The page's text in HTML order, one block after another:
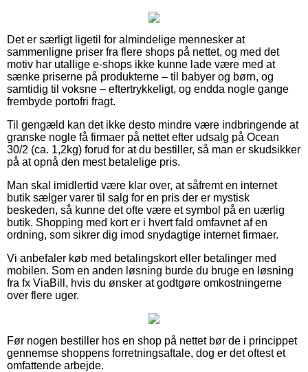
Det er særligt ligetil for almindelige mennesker at
sammenligne priser fra flere shops på nettet, og med det
motiv har utallige e-shops ikke kunne lade være med at
sænke priserne på produkterne – til babyer og børn, og
samtidig til voksne – eftertrykkeligt, og endda nogle gange
frembyde portofri fragt.
Til gengæld kan det ikke desto mindre være indbringende at
granske nogle få firmaer på nettet efter udsalg på Ocean
30/2 (ca. 1,2kg) forud for at du bestiller, så man er skudsikker
på at opnå den mest betalelige pris.
Man skal imidlertid være klar over, at såfremt en internet
butik sælger varer til salg for en pris der er mystisk
beskeden, så kunne det ofte være et symbol på en uærlig
butik. Shopping med kort er i hvert fald omfavnet af en
ordning, som sikrer dig imod snydagtige internet firmaer.
Vi anbefaler køb med betalingskort eller betalinger med
mobilen. Som en anden løsning burde du bruge en løsning
fra fx ViaBill, hvis du ønsker at godtgøre omkostningerne
over flere uger.
Før nogen bestiller hos en shop på nettet bør de i princippet
gennemse shoppens forretningsaftale, dog er det oftest et
omfattende arbejde.